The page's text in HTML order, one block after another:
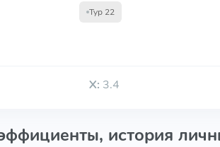
Тур 22
Х: 3.4
история